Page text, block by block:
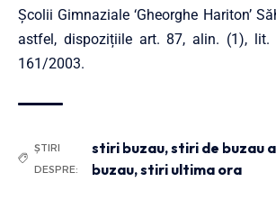
Școlii Gimnaziale ‘Gheorghe Hariton’
astfel, dispozițiile art. 87, alin. (1), lit.
161/2003.
ȘTIRI
DESPRE:
stiri buzau,stiri de buzau
buzau,stiri ultima ora